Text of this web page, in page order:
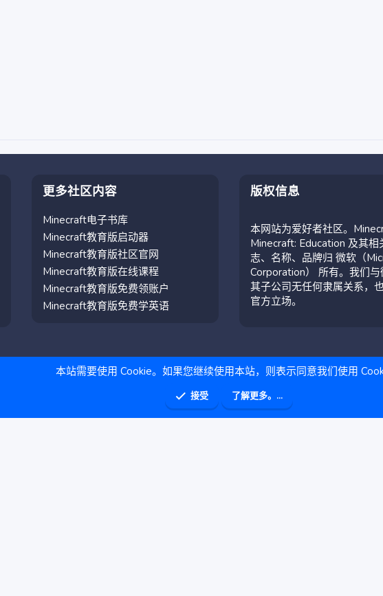
更多社区内容
Minecraft电子书库
Minecraft教育版启动器
Minecraft教育版社区官网
Minecraft教育版在线课程
Minecraft教育版免费领账户
Minecraft教育版免费学英语
版权信息
本网站为爱好者社区。
Minecraft: Education 及其相
志、名称、品牌归 微软（
Corporation） 所有。我们与
其子公司无任何隶属关系，
官方立场。
S
本站需要使用 Cookie。如果您继续使用本站，则表示同意我们使用
接受 了解更多。...